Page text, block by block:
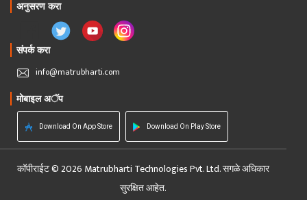
अनुसरण करा
संपर्क करा
info@matrubharti.com
मोबाइल अॅप
Download On App Store Download On Play Store
कॉपीराईट © 2026 Matrubharti Technologies Pvt. Ltd. सगळे अधिकार
सुरक्षित आहेत.